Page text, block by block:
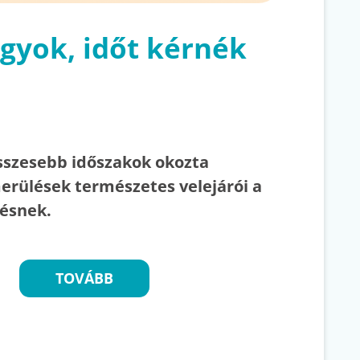
időt kérnék
időszakok okozta
természetes velejárói a
TOVÁBB